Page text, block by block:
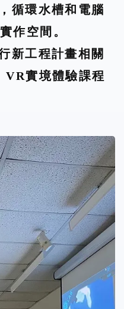
循環水槽和電腦
作空間。
新工程計畫相關
VR實境體驗課程